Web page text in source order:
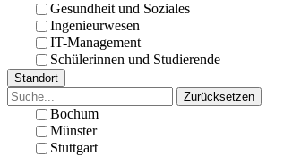
Gesundheit und Soziales
Ingenieurwesen
IT-Management
Schülerinnen und Studierende
Standort
Zurücksetzen
Bochum
Münster
Stuttgart